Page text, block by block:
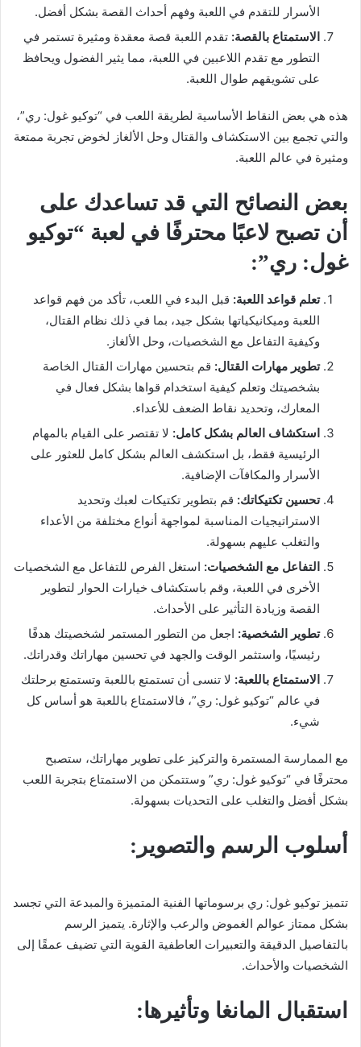
الأسرار للتقدم في اللعبة وفهم أحداث القصة بشكل أفضل.
الاستمتاع بالقصة: تقدم اللعبة قصة معقدة ومثيرة تستمر في
التطور مع تقدم اللاعبين في اللعبة، مما يثير الفضول ويحافظ
على تشويقهم طوال اللعبة.
هذه هي بعض النقاط الأساسية لطريقة اللعب في “توكيو غول: ري”،
والتي تجمع بين الاستكشاف والقتال وحل الألغاز لخوض تجربة ممتعة
ومثيرة في عالم اللعبة.
بعض النصائح التي قد تساعدك على
أن تصبح لاعبًا محترفًا في لعبة “توكيو
غول: ري”:
تعلم قواعد اللعبة: قبل البدء في اللعب، تأكد من فهم قواعد
اللعبة وميكانيكياتها بشكل جيد، بما في ذلك نظام القتال،
وكيفية التفاعل مع الشخصيات، وحل الألغاز.
تطوير مهارات القتال: قم بتحسين مهارات القتال الخاصة
بشخصيتك وتعلم كيفية استخدام قواها بشكل فعال في
المعارك، وتحديد نقاط الضعف للأعداء.
استكشاف العالم بشكل كامل: لا تقتصر على القيام بالمهام
الرئيسية فقط، بل استكشف العالم بشكل كامل للعثور على
الأسرار والمكافآت الإضافية.
تحسين تكتيكاتك: قم بتطوير تكتيكات لعبك وتحديد
الاستراتيجيات المناسبة لمواجهة أنواع مختلفة من الأعداء
والتغلب عليهم بسهولة.
التفاعل مع الشخصيات: استغل الفرص للتفاعل مع الشخصيات
الأخرى في اللعبة، وقم باستكشاف خيارات الحوار لتطوير
القصة وزيادة التأثير على الأحداث.
تطوير الشخصية: اجعل من التطور المستمر لشخصيتك هدفًا
رئيسيًا، واستثمر الوقت والجهد في تحسين مهاراتك وقدراتك.
الاستمتاع باللعبة: لا تنسى أن تستمتع باللعبة وتستمتع برحلتك
في عالم “توكيو غول: ري”، فالاستمتاع باللعبة هو أساس كل
شيء.
مع الممارسة المستمرة والتركيز على تطوير مهاراتك، ستصبح
محترفًا في “توكيو غول: ري” وستتمكن من الاستمتاع بتجربة اللعب
بشكل أفضل والتغلب على التحديات بسهولة.
أسلوب الرسم والتصوير:
تتميز توكيو غول: ري برسوماتها الفنية المتميزة والمبدعة التي تجسد
بشكل ممتاز عوالم الغموض والرعب والإثارة. يتميز الرسم
بالتفاصيل الدقيقة والتعبيرات العاطفية القوية التي تضيف عمقًا إلى
الشخصيات والأحداث.
استقبال المانغا وتأثيرها: